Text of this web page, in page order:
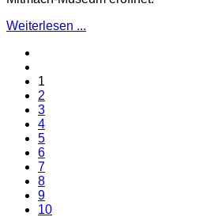
Weiterlesen ...
1
2
3
4
5
6
7
8
9
10